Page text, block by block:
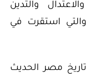
والتدين
استقرت في
مصر الحديث